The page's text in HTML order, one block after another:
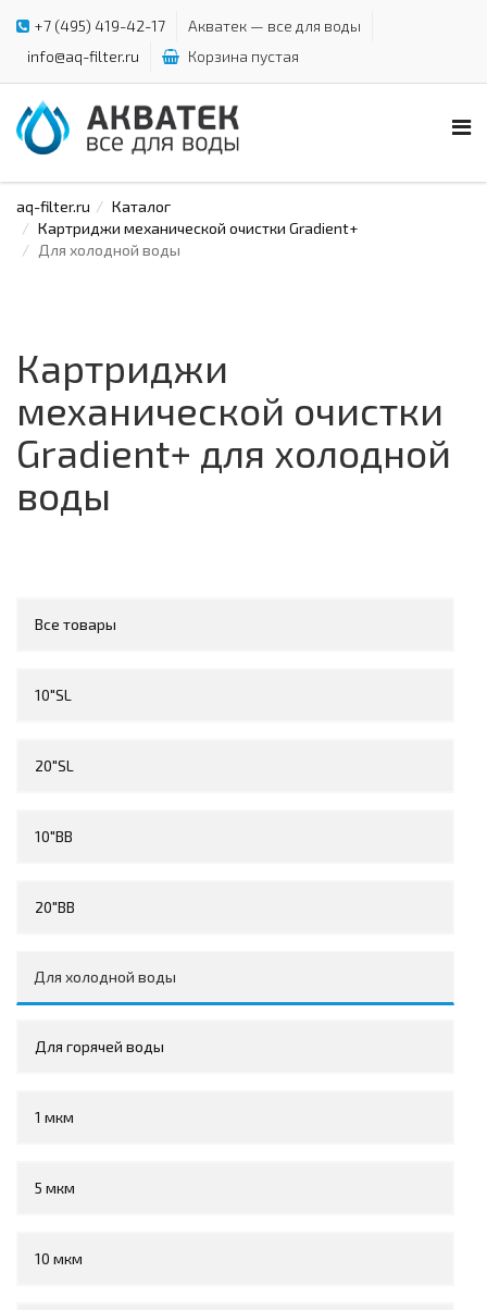
+7 (495) 419-42-17
Акватек — все для воды
info@aq-filter.ru
Корзина пустая
aq-filter.ru
Каталог
Картриджи механической очистки Gradient+
Для холодной воды
Картриджи
механической очистки
Gradient+ для холодной
воды
Все товары
10"SL
20"SL
10"BB
20"BB
Для холодной воды
Для горячей воды
1 мкм
5 мкм
10 мкм